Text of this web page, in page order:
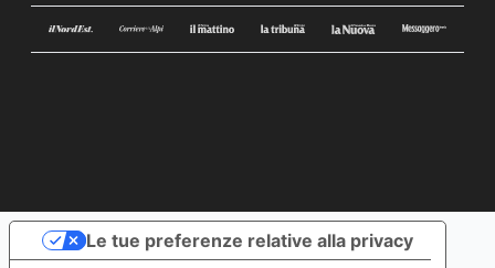
Le tue preferenze relative alla privacy